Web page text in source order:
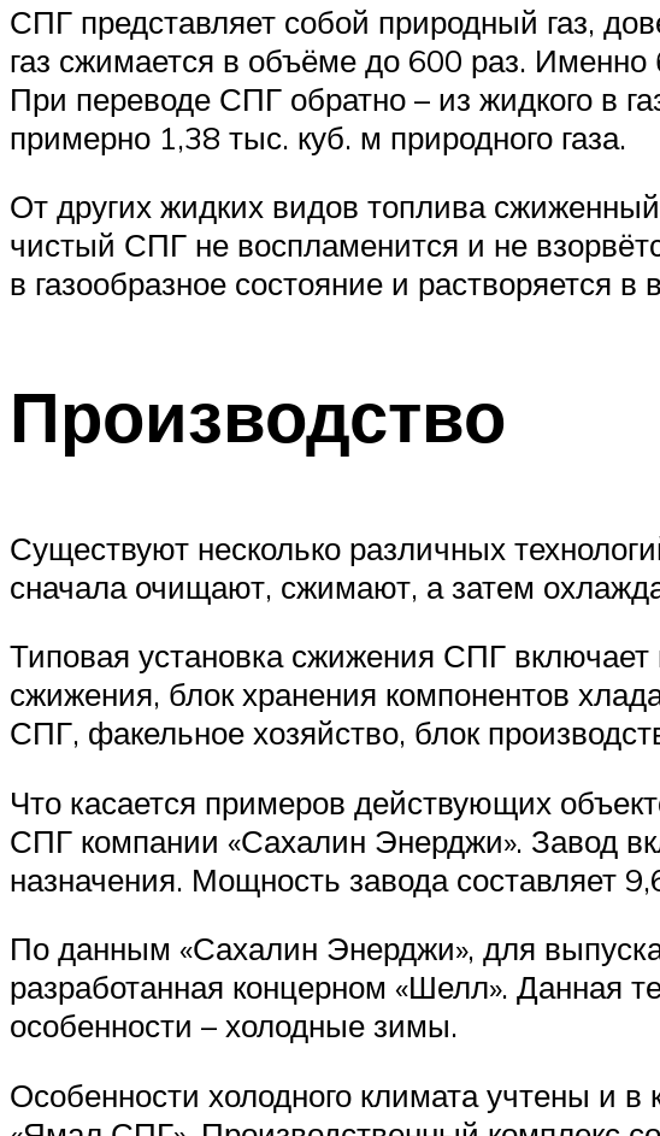
СПГ представляет собой природный газ,
газ сжимается в объёме до 600 раз. Именно
При переводе СПГ обратно – из жидкого в
примерно 1,38 тыс. куб. м природного газа.
От других жидких видов топлива
чистый СПГ не воспламенится и не
в газообразное состояние и растворяется в
Производство
Существуют несколько различных
сначала очищают, сжимают, а затем
Типовая установка сжижения СПГ включает
сжижения, блок хранения компонентов
СПГ, факельное хозяйство, блок
Что касается примеров действующих
СПГ компании «Сахалин Энерджи». Завод
назначения. Мощность завода составляет
По данным «Сахалин Энерджи», для
разработанная концерном «Шелл». Данная
особенности – холодные зимы.
Особенности холодного климата учтены и